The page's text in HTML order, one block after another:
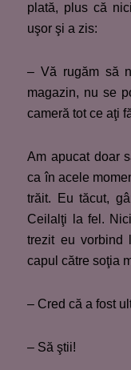
plată, plus că
uşor şi a zis:
– Vă rugăm să
magazin, nu se
cameră tot ce aţi
Am apucat doar
ca în acele
trăit. Eu tăcut,
Ceilalţi la fel.
trezit eu vorbind
capul către soţia
– Cred că a fost
– Să ştii!